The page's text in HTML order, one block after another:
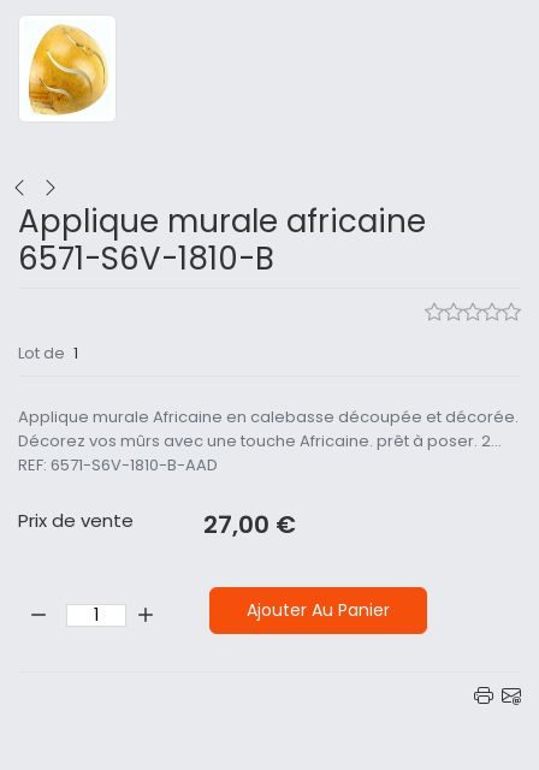
Applique murale africaine
6571-S6V-1810-B
Lot de 1
Applique murale Africaine en calebasse découpée et décorée.
Décorez vos mûrs avec une touche Africaine. prêt à poser. 2...
REF: 6571-S6V-1810-B-AAD
Prix ​​de vente 27,00 €
Ajouter Au Panier